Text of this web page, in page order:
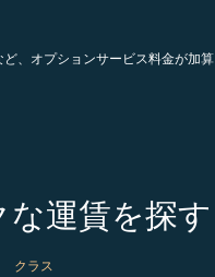
、オプションサービス料金が加
運賃を探す
クラス